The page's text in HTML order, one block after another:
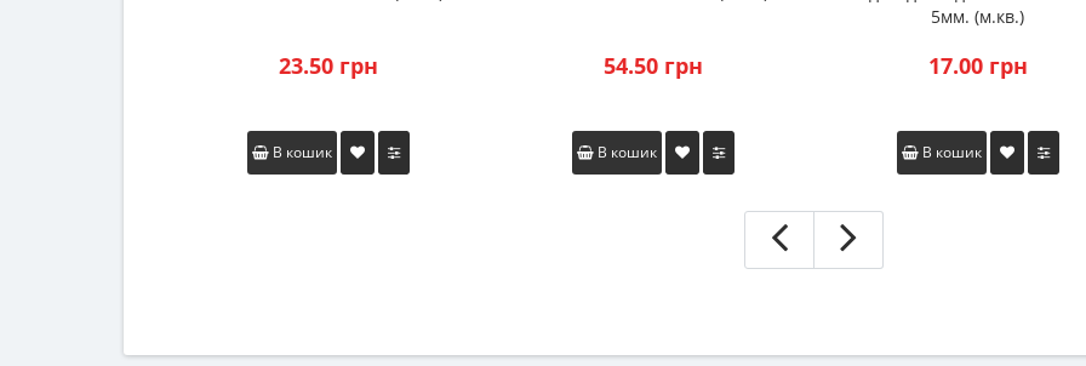
23.50 грн
В кошик
54.50 грн
В кошик
5мм. (м.кв.)
17.00 грн
В кошик